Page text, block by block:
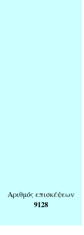
Αριθμός επισκέψεων
9128